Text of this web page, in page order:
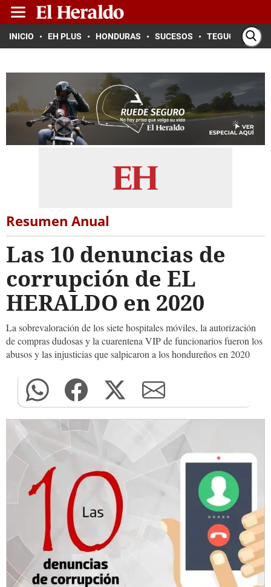
INICIO EH PLUS HONDURAS SUCESOS TEGUCIGALPA
Resumen Anual
Las 10 denuncias de
corrupción de EL
HERALDO en 2020
La sobrevaloración de los siete hospitales móviles, la autorización
de compras dudosas y la cuarentena VIP de funcionarios fueron los
abusos y las injusticias que salpicaron a los hondureños en 2020